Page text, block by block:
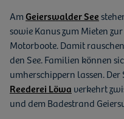
AmGeierswalder See
sowie Kanus zum Mieten
Motorboote. Damit
den See. Familien können
umherschippern lassen.
Reederei Löwa verkehrt
und dem Badestrand